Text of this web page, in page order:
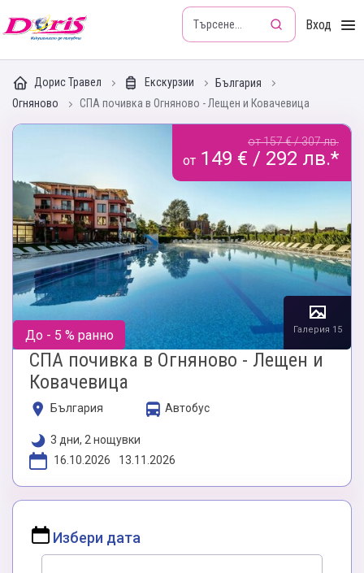
Doris - Изкушението да пътуваш Вход
Дорис Травел Екскурзии
България
Огняново
СПА почивка в Огняново - Лещен и Ковачевица
СПА почивка в Огняново - Лещен и
Ковачевица
България Автобус
3 дни, 2 нощувки
16.10.2026
13.11.2026
До - 5 % ранно
от 157 € / 307 лв.
от 149 € / 292 лв.*
Галерия 15
Избери дата